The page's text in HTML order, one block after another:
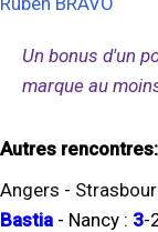
Un bonus d'un
marque au
Autres rencontres:
Angers -
Bastia - Nancy : 3-